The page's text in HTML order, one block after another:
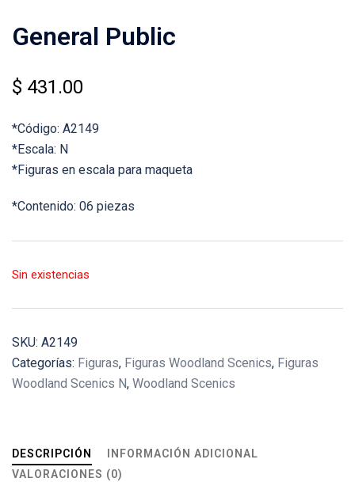
General Public
$ 431.00
*Código: A2149
*Escala: N
*Figuras en escala para maqueta
*Contenido: 06 piezas
Sin existencias
SKU: A2149
Categorías: Figuras, Figuras Woodland Scenics, Figuras
Woodland Scenics N, Woodland Scenics
DESCRIPCIÓN
INFORMACIÓN ADICIONAL
VALORACIONES (0)